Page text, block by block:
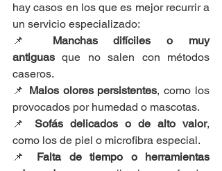
hay casos en los que es mejor recurrir a
un servicio especializado:
📌 Manchas difíciles o muy
antiguas que no salen con métodos
caseros.
📌 Malos olores persistentes, como los
provocados por humedad o mascotas.
📌 Sofás delicados o de alto valor,
como los de piel o microfibra especial.
📌 Falta de tiempo o herramientas